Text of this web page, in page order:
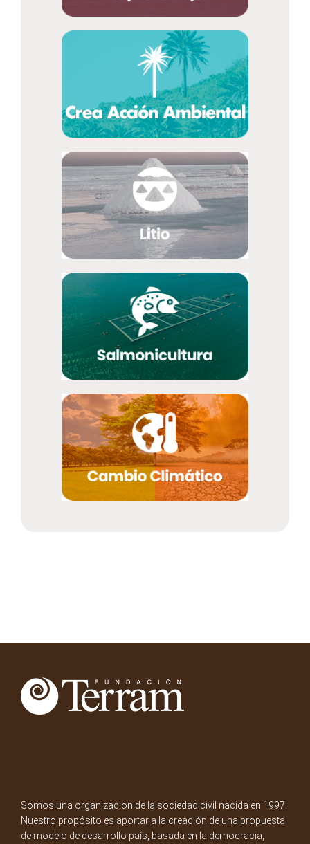
Somos una organización de la sociedad civil nacida en 1997.
Nuestro propósito es aportar a la creación de una propuesta
de modelo de desarrollo país, basada en la democracia,